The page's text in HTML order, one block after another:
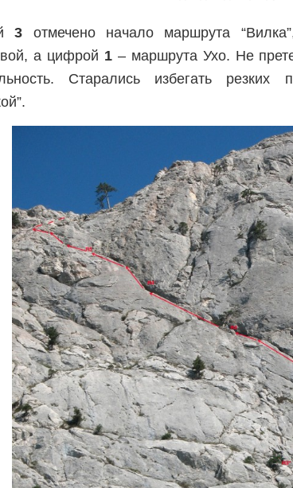
3 отмечено начало маршрута
а цифрой 1– маршрута Ухо. Не
Старались избегать